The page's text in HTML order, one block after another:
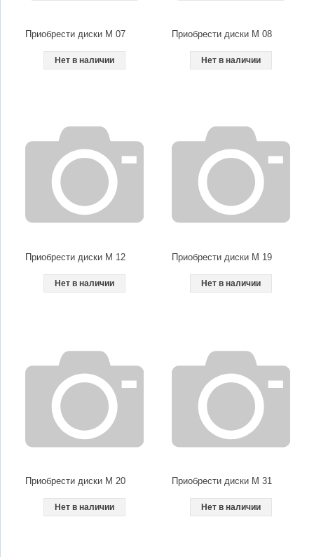
Приобрести диски M 07
Нет в наличии
Приобрести диски M 08
Нет в наличии
Приобрести диски M 12
Нет в наличии
Приобрести диски M 19
Нет в наличии
Приобрести диски M 20
Нет в наличии
Приобрести диски M 31
Нет в наличии